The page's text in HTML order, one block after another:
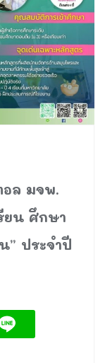
ล มจพ.
ยน ศึกษา
” ประจำปี